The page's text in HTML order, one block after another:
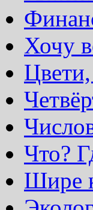
Хочу
Что?
Шире